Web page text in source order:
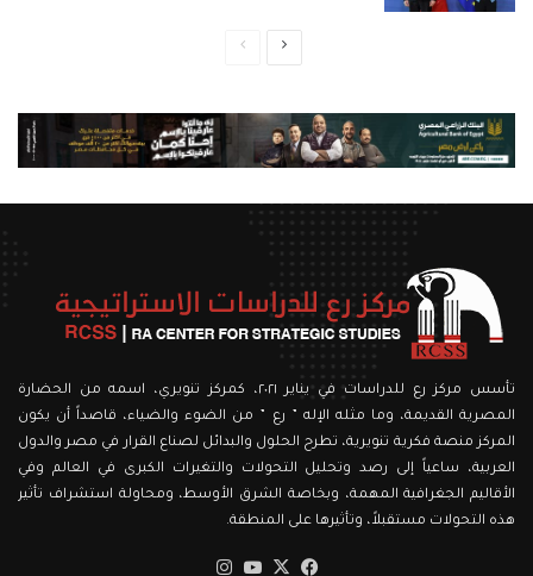
الصفحةالصفحة
تأسس مركز رع للدراسات في يناير ٢٠٢١، كمركز تنويري، اسمه من الحضارة
المصرية القديمة، وما مثله الإله ” رع ” من الضوء والضياء، قاصداً أن يكون
المركز منصة فكرية تنويرية، تطرح الحلول والبدائل لصناع القرار في مصر والدول
العربية، ساعياً إلى رصد وتحليل التحولات والتغيرات الكبرى في العالم وفي
الأقاليم الجغرافية المهمة، وبخاصة الشرق الأوسط، ومحاولة استشراف تأثير
هذه التحولات مستقبلاً، وتأثيرها على المنطقة.
فيسبوك
‫X
‫YouTube